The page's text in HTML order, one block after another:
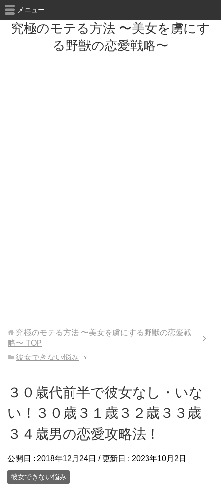
究極のモテる方法 〜美女を虜にす
る野獣の恋愛戦略〜
メニュー
究極のモテる方法 〜美女を虜にする野獣の恋愛戦
略〜 TOP
彼女できない悩み
３０歳代前半で彼女なし・いな
い！３０歳３１歳３２歳３３歳
３４歳男の恋愛攻略法！
公開日 : 2018年12月24日 / 更新日 : 2023年10月2日
彼女できない悩み